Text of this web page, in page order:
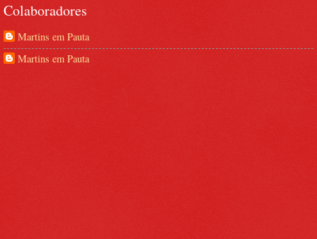
Colaboradores
Martins em Pauta
Martins em Pauta